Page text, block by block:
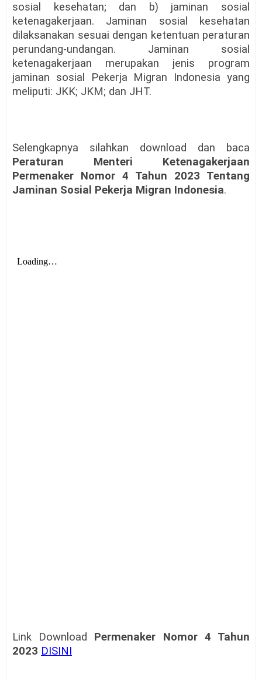
sosial kesehatan; dan b) jaminan sosial
ketenagakerjaan. Jaminan sosial kesehatan
dilaksanakan sesuai dengan ketentuan peraturan
perundang-undangan. Jaminan sosial
ketenagakerjaan merupakan jenis program
jaminan sosial Pekerja Migran Indonesia yang
meliputi: JKK; JKM; dan JHT.
Selengkapnya silahkan download dan baca
Peraturan Menteri Ketenagakerjaan
Permenaker Nomor 4 Tahun 2023 Tentang
Jaminan Sosial Pekerja Migran Indonesia.
Link Download Permenaker Nomor 4 Tahun
2023 DISINI